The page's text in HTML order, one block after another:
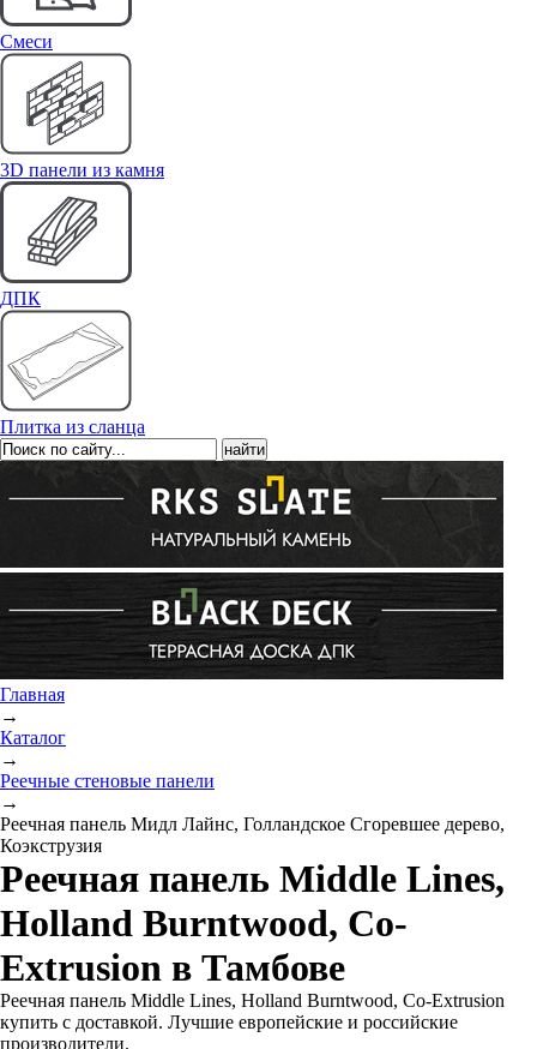
Cмеси
3D панели из камня
ДПК
Плитка из сланца
Главная
→
Каталог
→
Реечные стеновые панели
→
Реечная панель Мидл Лайнс, Голландское Сгоревшее дерево,
Коэкструзия
Реечная панель Middle Lines,
Holland Burntwood, Co-
Extrusion в Тамбове
Реечная панель Middle Lines, Holland Burntwood, Co-Extrusion
купить с доставкой. Лучшие европейские и российские
производители.